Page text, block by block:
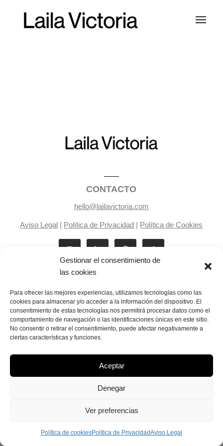
Gestionar el consentimiento de
las cookies
Para ofrecer las mejores experiencias, utilizamos tecnologías como las
cookies para almacenar y/o acceder a la información del dispositivo. El
consentimiento de estas tecnologías nos permitirá procesar datos como el
comportamiento de navegación o las identificaciones únicas en este sitio.
No consentir o retirar el consentimiento, puede afectar negativamente a
ciertas características y funciones.
Aceptar
Denegar
Ver preferencias
Política de cookiesPolítica de PrivacidadAviso Legal
CONTACTO
hello@lailavictoria.com
Aviso Legal | Política de Privacidad | Política de Cookies
Laila Victoria © copyright 2025